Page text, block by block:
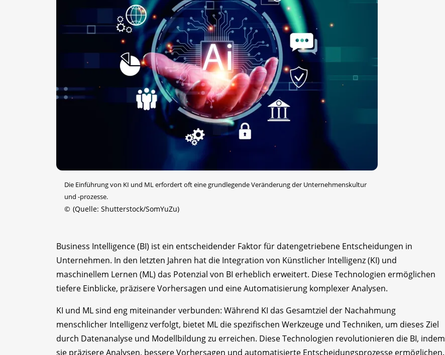
Die Einführung von KI und ML erfordert oft eine grundlegende Veränderung der Unternehmenskultur
und -prozesse.
© (Quelle: Shutterstock/SomYuZu)
Business Intelligence (BI) ist ein entscheidender Faktor für datengetriebene Entscheidungen in
Unternehmen. In den letzten Jahren hat die Integration von Künstlicher Intelligenz (KI) und
maschinellem Lernen (ML) das Potenzial von BI erheblich erweitert. Diese Technologien ermöglichen
tiefere Einblicke, präzisere Vorhersagen und eine Automatisierung komplexer Analysen.
KI und ML sind eng miteinander verbunden: Während KI das Gesamtziel der Nachahmung
menschlicher Intelligenz verfolgt, bietet ML die spezifischen Werkzeuge und Techniken, um dieses Ziel
durch Datenanalyse und Modellbildung zu erreichen. Diese Technologien revolutionieren die BI, indem
sie präzisere Analysen, bessere Vorhersagen und automatisierte Entscheidungsprozesse ermöglichen.